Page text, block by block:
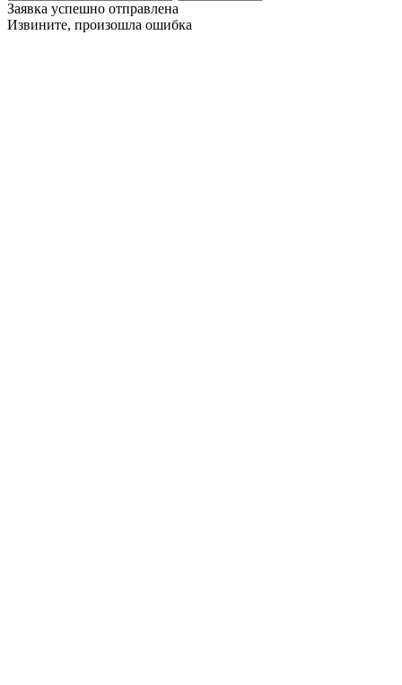
Заявка успешно отправлена
Извините, произошла ошибка